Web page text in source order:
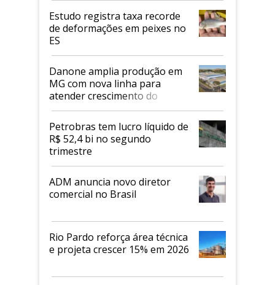
Estudo registra taxa recorde
de deformações em peixes no
ES
Danone amplia produção em
MG com nova linha para
atender crescimento do
mercado de alimentos
proteicos
Petrobras tem lucro líquido de
R$ 52,4 bi no segundo
trimestre
ADM anuncia novo diretor
comercial no Brasil
Rio Pardo reforça área técnica
e projeta crescer 15% em 2026